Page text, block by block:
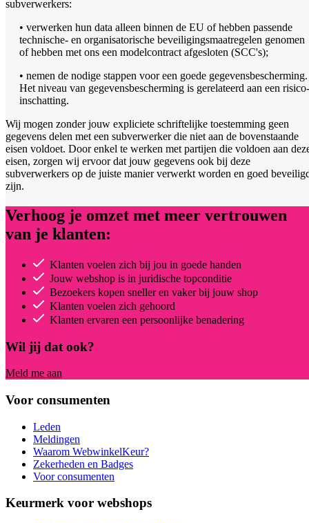
subverwerkers:
• verwerken hun data alleen binnen de EU of hebben passende
technische- en organisatorische beveiligingsmaatregelen genomen
of hebben met ons een modelcontract afgesloten (SCC's);
• nemen de nodige stappen voor een goede gegevensbescherming.
Het niveau van gegevensbescherming is gerelateerd aan een risico-
inschatting.
Wij mogen zonder jouw expliciete schriftelijke toestemming geen
gegevens delen met een subverwerker die niet aan de bovenstaande
eisen voldoet. Door enkel te werken met partijen die voldoen aan
eisen, zorgen wij ervoor dat jouw gegevens ook bij deze
subverwerkers op de juiste manier verwerkt worden en goed
zijn.
Verhoog je omzet met meer vertrouwen
van je klanten:
Klanten voelen zich bij jou in goede handen
Jouw webshop is in juridische topconditie
Bezoekers kopen sneller en vaker bij jouw shop
Klanten voelen zich gehoord
Klanten ervaren een persoonlijke benadering
Wil jij dat ook?
Meld me aan
Voor consumenten
Leden
Meldingen
Waarom WebwinkelKeur?
Zekerheden en Badges
Voor consumenten
Keurmerk voor webshops